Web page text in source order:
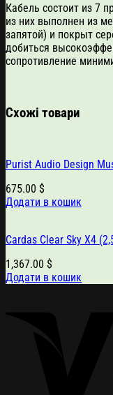
Кабель состоит из 7
из них выполнен из
запятой) и покрыт
добиться
сопротивление
Схожі товари
Purist Audio Design
675.00 $
Додати в кошик
Cardas Clear Sky X4
1,367.00 $
Додати в кошик